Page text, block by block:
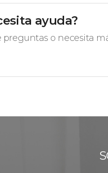
ayuda?
preguntas o necesita